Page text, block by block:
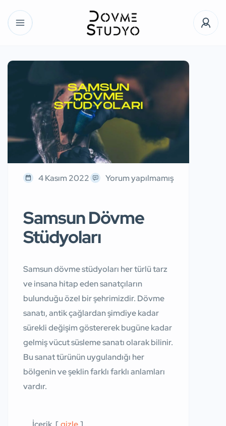
4 Kasım 2022 Yorum yapılmamış
Samsun Dövme
Stüdyoları
Samsun dövme stüdyoları her türlü tarz
ve insana hitap eden sanatçıların
bulunduğu özel bir şehrimizdir. Dövme
sanatı, antik çağlardan şimdiye kadar
sürekli değişim göstererek bugüne kadar
gelmiş vücut süsleme sanatı olarak bilinir.
Bu sanat türünün uygulandığı her
bölgenin ve şeklin farklı farklı anlamları
vardır.